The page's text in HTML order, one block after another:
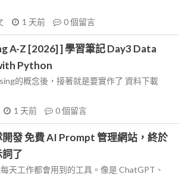
1 天前 0個留言
A-Z [2026] ] 學習筆記 Day3 Data
Python
的概念後，接著就是要實作了 資料下載
1 天前 0個留言
開發 免費 AI Prompt 管理網站，終於
了
天工作都會用到的工具。像是 ChatGPT、